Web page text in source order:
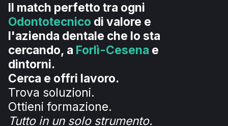
Il match perfetto tra ogni
Odontotecnico di valore e
l'azienda dentale che lo sta
cercando, a Forlì-Cesena e
dintorni.
Cerca e offri lavoro.
Trova soluzioni.
Ottieni formazione.
Tutto in un solo strumento.